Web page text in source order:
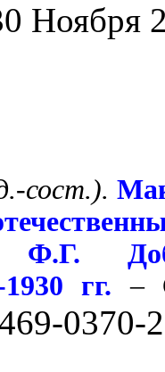
Ноября
сост.).
Ф.Г.
гг. –
0370-2